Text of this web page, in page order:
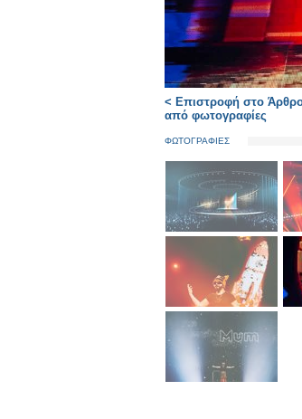
< Επιστροφή στο
από φωτογραφίες
ΦΩΤΟΓΡΑΦΙΕΣ